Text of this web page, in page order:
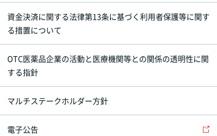
資金決済に関する法律第13条に基づく利用者保護等に関す
る措置について
OTC医薬品企業の活動と医療機関等との関係の透明性に関
する指針
マルチステークホルダー方針
電子公告